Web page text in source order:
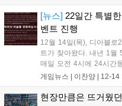
고 등급 부문인 '올해의 게
[뉴스] 22일간 특별
벤트 진행
12월 14일(목), 디아블로
트가 찾아왔다. 내년 1월
매일 오전 4시에 24시간
여된다. 이벤트는 클래식
화면 좌측에서 현재 적용
게임뉴스 | 이찬양 12-14
현장만큼은 뜨거웠